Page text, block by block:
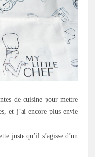
de cuisine pour mettre
et j’ai encore plus envie
juste qu’il s’agisse d’un